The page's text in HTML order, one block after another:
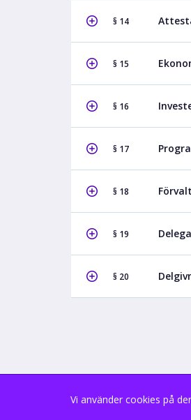
§ 14
§ 15
§ 16
§ 17
§ 18
§ 19
§ 20
Copyright В© 2026 (9.2.0.0)
Vi använder cookies på